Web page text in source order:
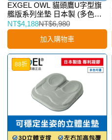
EXGEL OWL 貓頭鷹U字型旗
艦版系列坐墊 日本製 (多色可
選)
NT$4,188NT$6,980
加入購物車
88折